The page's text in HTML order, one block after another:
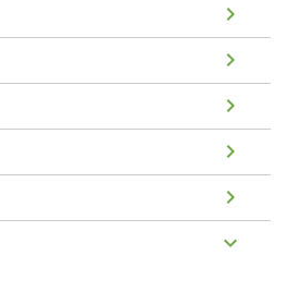
chevron_right
chevron_right
chevron_right
chevron_right
chevron_right
expand_more